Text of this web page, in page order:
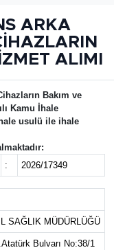
ARKA
ALIMI
Bakım ve
Kamu İhale
usulü ile ihale
: 2026/17349
SAĞLIK MÜDÜRLÜĞÜ
Bulvarı No:38/1